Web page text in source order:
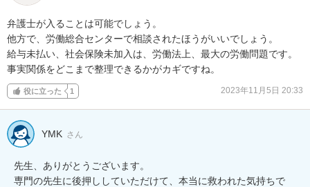
弁護士が入ることは可能でしょう。
他方で、労働総合センターで相談されたほうがいいでしょう。
給与未払い、社会保険未加入は、労働法上、最大の労働問題です。
事実関係をどこまで整理できるかがカギですね。
役に立った 1 2023年11月5日 20:33
YMK さん
先生、ありがとうございます。
専門の先生に後押ししていただけて、本当に救われた気持ちで